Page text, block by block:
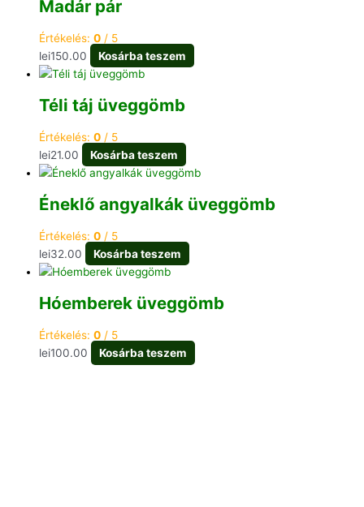
Madár pár
Értékelés: 0 / 5
lei150.00 Kosárba teszem
Téli táj üveggömb
Értékelés: 0 / 5
lei21.00 Kosárba teszem
Éneklő angyalkák üveggömb
Értékelés: 0 / 5
lei32.00 Kosárba teszem
Hóemberek üveggömb
Értékelés: 0 / 5
lei100.00 Kosárba teszem